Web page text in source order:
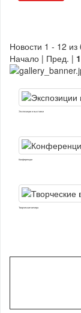
Новости 1 - 12 из
Начало | Пред. | 1
Экспозиции и выставки
Конференции
Творческие вечера